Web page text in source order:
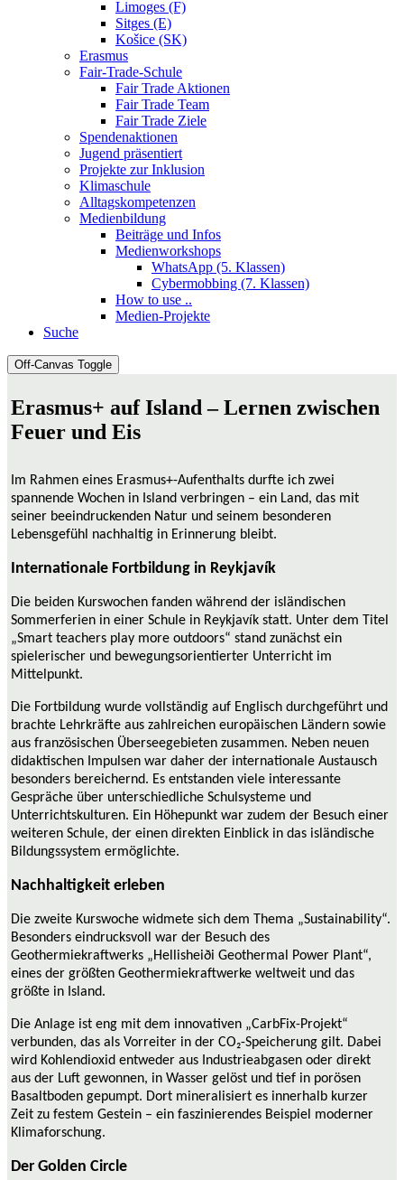
Limoges (F)
Sitges (E)
Košice (SK)
Erasmus
Fair-Trade-Schule
Fair Trade Aktionen
Fair Trade Team
Fair Trade Ziele
Spendenaktionen
Jugend präsentiert
Projekte zur Inklusion
Klimaschule
Alltagskompetenzen
Medienbildung
Beiträge und Infos
Medienworkshops
WhatsApp (5. Klassen)
Cybermobbing (7. Klassen)
How to use ..
Medien-Projekte
Suche
Off-Canvas Toggle
Erasmus+ auf Island – Lernen zwischen
Feuer und Eis
Im Rahmen eines Erasmus+-Aufenthalts durfte ich zwei
spannende Wochen in Island verbringen – ein Land, das mit
seiner beeindruckenden Natur und seinem besonderen
Lebensgefühl nachhaltig in Erinnerung bleibt.
Internationale Fortbildung in Reykjavík
Die beiden Kurswochen fanden während der isländischen
Sommerferien in einer Schule in Reykjavík statt. Unter dem Titel
„Smart teachers play more outdoors“ stand zunächst ein
spielerischer und bewegungsorientierter Unterricht im
Mittelpunkt.
Die Fortbildung wurde vollständig auf Englisch durchgeführt und
brachte Lehrkräfte aus zahlreichen europäischen Ländern sowie
aus französischen Überseegebieten zusammen. Neben neuen
didaktischen Impulsen war daher der internationale Austausch
besonders bereichernd. Es entstanden viele interessante
Gespräche über unterschiedliche Schulsysteme und
Unterrichtskulturen. Ein Höhepunkt war zudem der Besuch einer
weiteren Schule, der einen direkten Einblick in das isländische
Bildungssystem ermöglichte.
Nachhaltigkeit erleben
Die zweite Kurswoche widmete sich dem Thema „Sustainability“.
Besonders eindrucksvoll war der Besuch des
Geothermiekraftwerks „Hellisheiði Geothermal Power Plant“,
eines der größten Geothermiekraftwerke weltweit und das
größte in Island.
Die Anlage ist eng mit dem innovativen „CarbFix-Projekt“
verbunden, das als Vorreiter in der CO₂-Speicherung gilt. Dabei
wird Kohlendioxid entweder aus Industrieabgasen oder direkt
aus der Luft gewonnen, in Wasser gelöst und tief in porösen
Basaltboden gepumpt. Dort mineralisiert es innerhalb kurzer
Zeit zu festem Gestein – ein faszinierendes Beispiel moderner
Klimaforschung.
Der Golden Circle